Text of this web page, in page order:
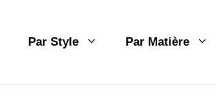
Par Style Par Matière